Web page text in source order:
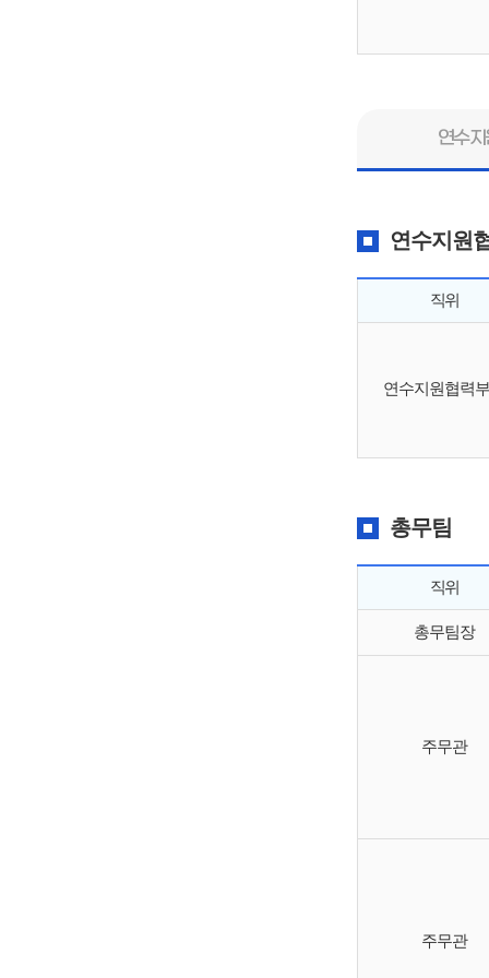
연수
연수지원
직위
연수지원협력
총무팀
직위
총무팀장
주무관
주무관